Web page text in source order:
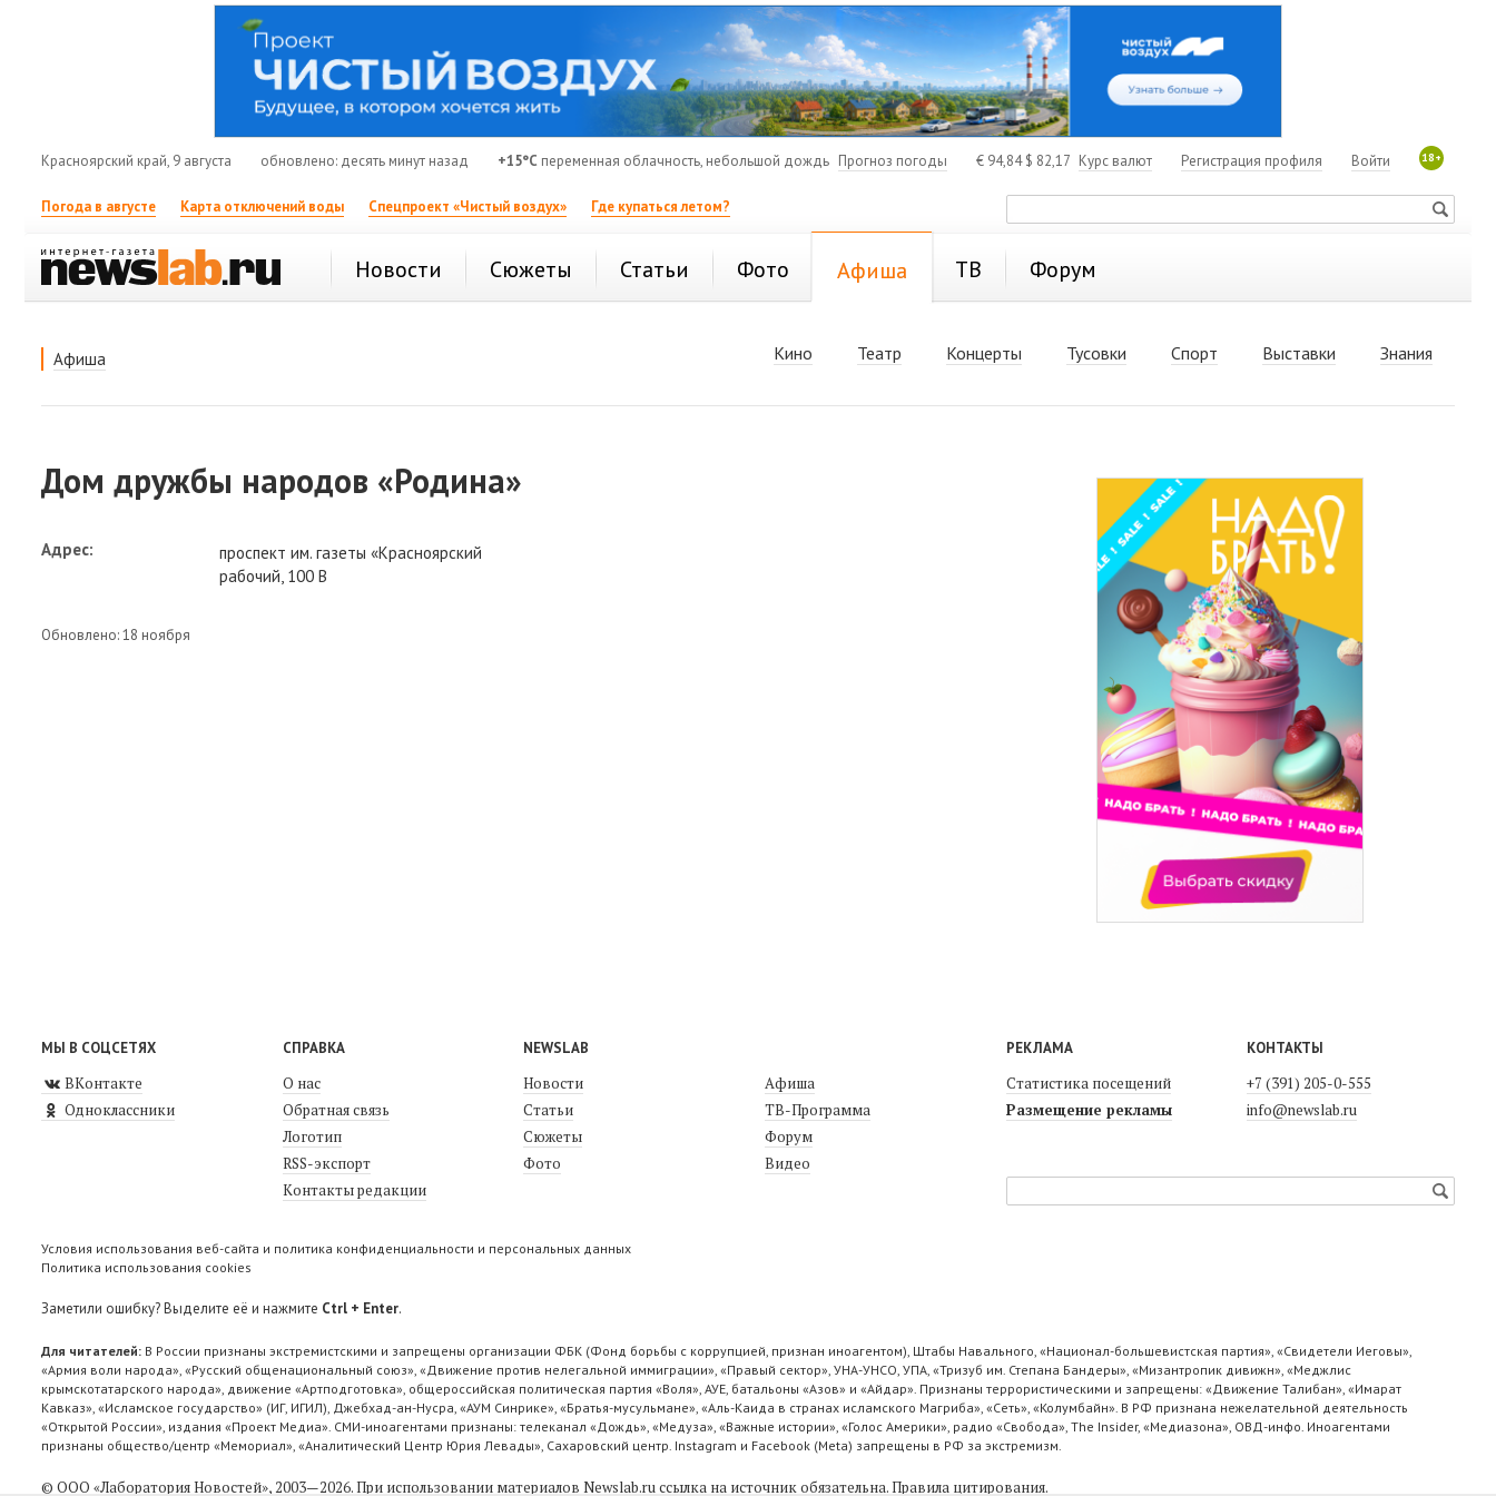
Красноярский край, 9 августа обновлено: десять минут назад +15°C переменная облачность, небольшой дождь Прогноз погоды € 94,84$ 82,17 Курс валют 18+
Войти
Регистрация профиля
Погода в августе Карта отключений воды Спецпроект «Чистый воздух» Где купаться летом?
Новости Сюжеты Статьи Фото Афиша ТВ Форум
Афиша Кино Театр Концерты Тусовки Спорт Выставки Знания
Дом дружбы народов «Родина»
Адрес:
проспект им. газеты «Красноярский
рабочий, 100 В
Обновлено: 18 ноября
МЫ В СОЦСЕТЯХ
ВКонтакте
Одноклассники
СПРАВКА
О нас
Обратная связь
Логотип
RSS-экспорт
Контакты редакции
NEWSLAB
Новости
Статьи
Сюжеты
Фото
Афиша
ТВ-Программа
Форум
Видео
РЕКЛАМА
Статистика посещений
Размещение рекламы
КОНТАКТЫ
+7 (391) 205-0-555
info@newslab.ru
Условия использования веб-сайта и политика конфиденциальности и персональных данных
Политика использования cookies
Заметили ошибку? Выделите её и нажмите Ctrl + Enter.
Для читателей: В России признаны экстремистскими и запрещены организации ФБК (Фонд борьбы с коррупцией, признан иноагентом), Штабы Навального, «Национал-большевистская партия», «Свидетели Иеговы»,
«Армия воли народа», «Русский общенациональный союз», «Движение против нелегальной иммиграции», «Правый сектор», УНА-УНСО, УПА, «Тризуб им. Степана Бандеры», «Мизантропик дивижн», «Меджлис
крымскотатарского народа», движение «Артподготовка», общероссийская политическая партия «Воля», АУЕ, батальоны «Азов» и «Айдар». Признаны террористическими и запрещены: «Движение Талибан», «Имарат
Кавказ», «Исламское государство» (ИГ, ИГИЛ), Джебхад-ан-Нусра, «АУМ Синрике», «Братья-мусульмане», «Аль-Каида в странах исламского Магриба», «Сеть», «Колумбайн». В РФ признана нежелательной деятельность
«Открытой России», издания «Проект Медиа». СМИ-иноагентами признаны: телеканал «Дождь», «Медуза», «Важные истории», «Голос Америки», радио «Свобода», The Insider, «Медиазона», ОВД-инфо. Иноагентами
признаны общество/центр «Мемориал», «Аналитический Центр Юрия Левады», Сахаровский центр. Instagram и Facebook (Metа) запрещены в РФ за экстремизм.
© ООО «Лаборатория Новоcтей», 2003—2026.При использовании материалов Newslab.ru ссылка на источник обязательна.Правила цитирования.